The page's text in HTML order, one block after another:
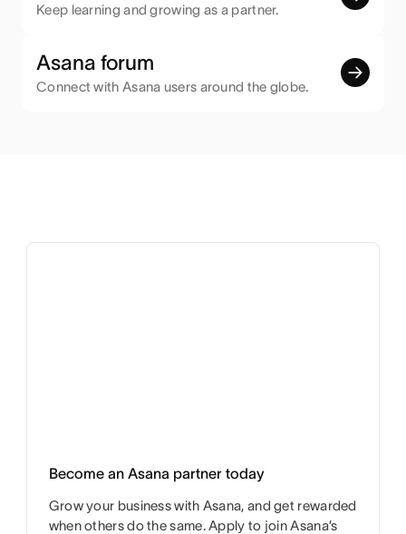
Keep learning and growing as a partner.
Asana forum
Connect with Asana users around the globe.
Become an Asana partner today
Grow your business with Asana, and get rewarded
when others do the same. Apply to join Asana’s